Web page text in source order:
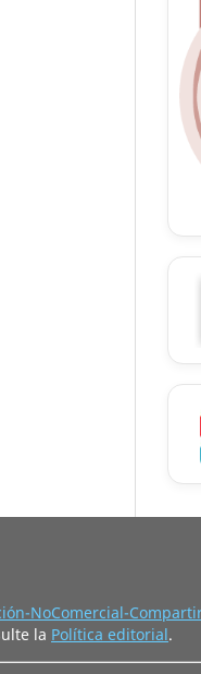
NoComercial-
la Política editorial.